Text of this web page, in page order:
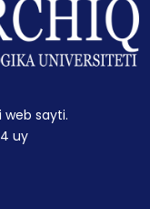
sayti.
uy